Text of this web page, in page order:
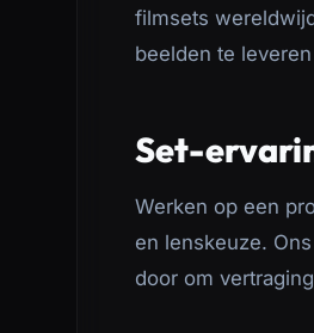
filmsets
beelden te
Set-
Werken op een
en lenskeuze.
door om